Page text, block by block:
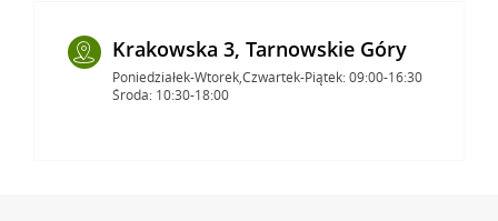
Krakowska 3, Tarnowskie Góry
Poniedziałek-Wtorek,Czwartek-Piątek: 09:00-16:30
Środa: 10:30-18:00